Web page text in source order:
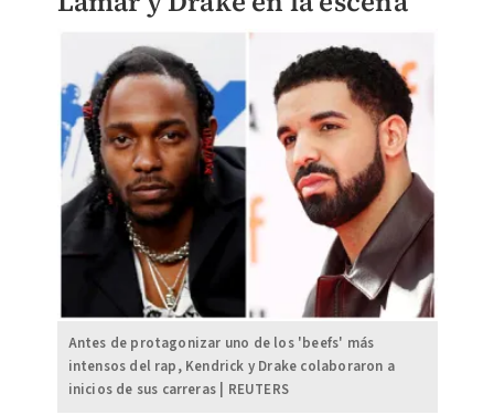
Antes de protagonizar uno de los 'beefs' más
intensos del rap, Kendrick y Drake colaboraron a
inicios de sus carreras | REUTERS